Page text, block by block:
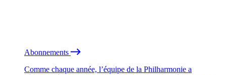
Abonnements
Comme chaque année, l’équipe de la Philharmonie a